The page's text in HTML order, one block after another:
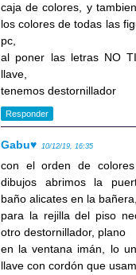
caja de colores, y
los colores de todas las
pc,
al poner las letras NO
llave,
tenemos destornillador
Responder
Gabu♥ 10/12/19, 16:35
con el orden de
dibujos abrimos la
baño alicates en la
para la rejilla del piso
otro destornillador, plano
en la ventana imán, lo
llave con cordón que